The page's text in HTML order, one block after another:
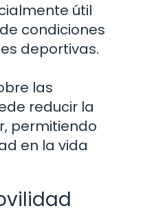
útil
condiciones
deportivas.
las
reducir la
permitiendo
en la vida